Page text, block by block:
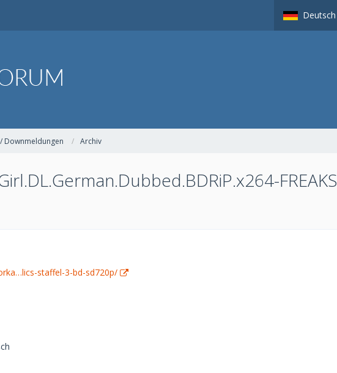
Deutsch
Downmeldungen Archiv
FREAKS
staffel-3-bd-sd720p/